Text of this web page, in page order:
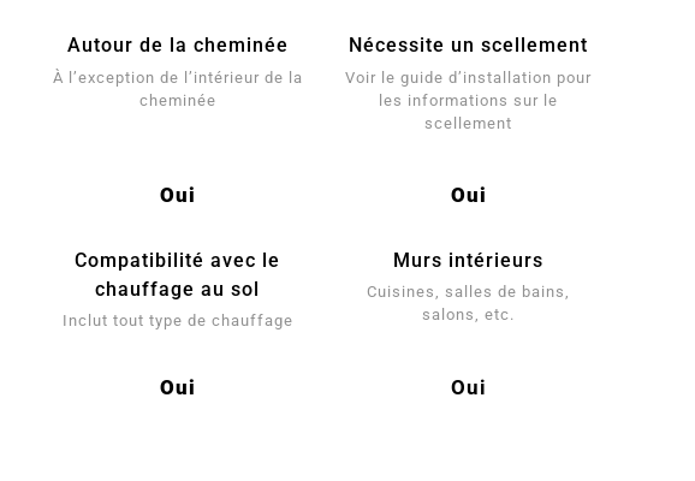
Autour de la cheminée
À l’exception de l’intérieur de la
cheminée
Oui
Nécessite un scellement
Voir le guide d’installation pour
les informations sur le
scellement
Oui
Compatibilité avec le
chauffage au sol
Inclut tout type de chauffage
Oui
Murs intérieurs
Cuisines, salles de bains,
salons, etc.
Oui